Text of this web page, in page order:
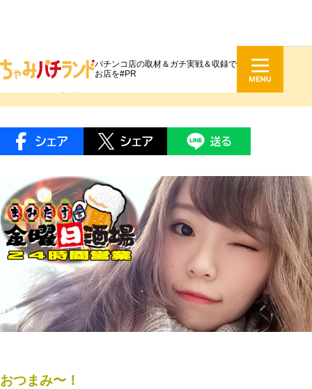
パチンコ店の取材＆ガチ実戦＆収録で
お店を#PR
新城まみ #041『練習！練習！』
おつまみ〜！